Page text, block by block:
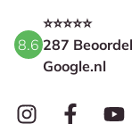
8.6
⭐⭐⭐⭐⭐
287
Google.nl